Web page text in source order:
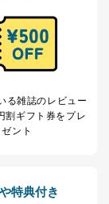
請求につ
に応じま
る場合は、
そのとき
権利利益を
る雑誌のレビュー
割ギフト券をプレ
ゼント
特典付き